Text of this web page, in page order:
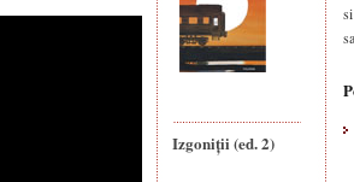
Izgoniții (ed. 2)